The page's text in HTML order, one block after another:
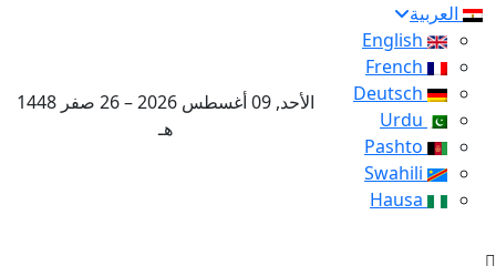
العربية
الأحد, 09 أغسطس 2026 – 26 صفر 1448
هـ